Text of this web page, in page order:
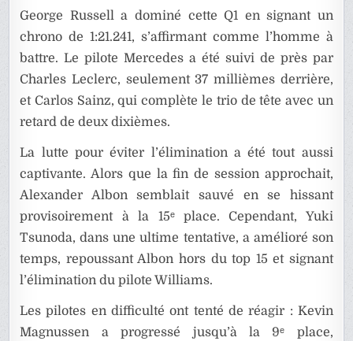
George Russell a dominé cette Q1 en signant un
chrono de 1:21.241, s’affirmant comme l’homme à
battre. Le pilote Mercedes a été suivi de près par
Charles Leclerc, seulement 37 millièmes derrière,
et Carlos Sainz, qui complète le trio de tête avec un
retard de deux dixièmes.
La lutte pour éviter l’élimination a été tout aussi
captivante. Alors que la fin de session approchait,
Alexander Albon semblait sauvé en se hissant
provisoirement à la 15ᵉ place. Cependant, Yuki
Tsunoda, dans une ultime tentative, a amélioré son
temps, repoussant Albon hors du top 15 et signant
l’élimination du pilote Williams.
Les pilotes en difficulté ont tenté de réagir : Kevin
Magnussen a progressé jusqu’à la 9ᵉ place,